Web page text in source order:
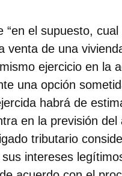
“en el supuesto,
venta de una
ejercicio en la
una opción
habrá de
en la previsión
tributario
intereses